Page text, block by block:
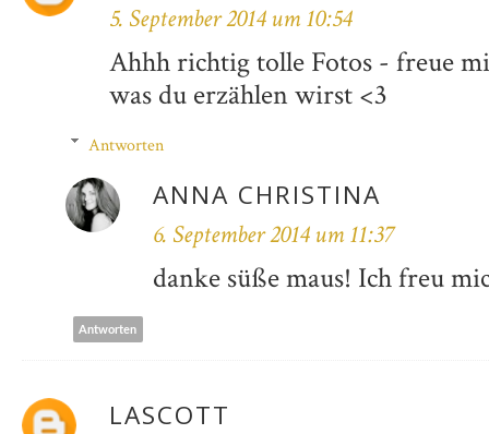
5. September 2014 um 10:54
Ahhh richtig tolle Fotos - freue
was du erzählen wirst <3
Antworten
ANNA CHRISTINA
6. September 2014 um 11:37
danke süße maus! Ich freu
Antworten
LASCOTT